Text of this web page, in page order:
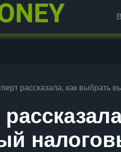
рассказала, как выбрать